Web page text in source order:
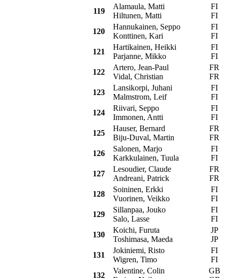
119
Alamaula, Matti
Hiltunen, Matti
FI
FI
120
Hannukainen, Seppo
Konttinen, Kari
FI
FI
121
Hartikainen, Heikki
Parjanne, Mikko
FI
FI
122
Artero, Jean-Paul
Vidal, Christian
FR
FR
123
Lansikorpi, Juhani
Malmstrom, Leif
FI
FI
124
Riivari, Seppo
Immonen, Antti
FI
FI
125
Hauser, Bernard
Biju-Duval, Martin
FR
FR
126
Salonen, Marjo
Karkkulainen, Tuula
FI
FI
127
Lesoudier, Claude
Andreani, Patrick
FR
FR
128
Soininen, Erkki
Vuorinen, Veikko
FI
FI
129
Sillanpaa, Jouko
Salo, Lasse
FI
FI
130
Koichi, Furuta
Toshimasa, Maeda
JP
JP
131
Jokiniemi, Risto
Wigren, Timo
FI
FI
132
Valentine, Colin
GB